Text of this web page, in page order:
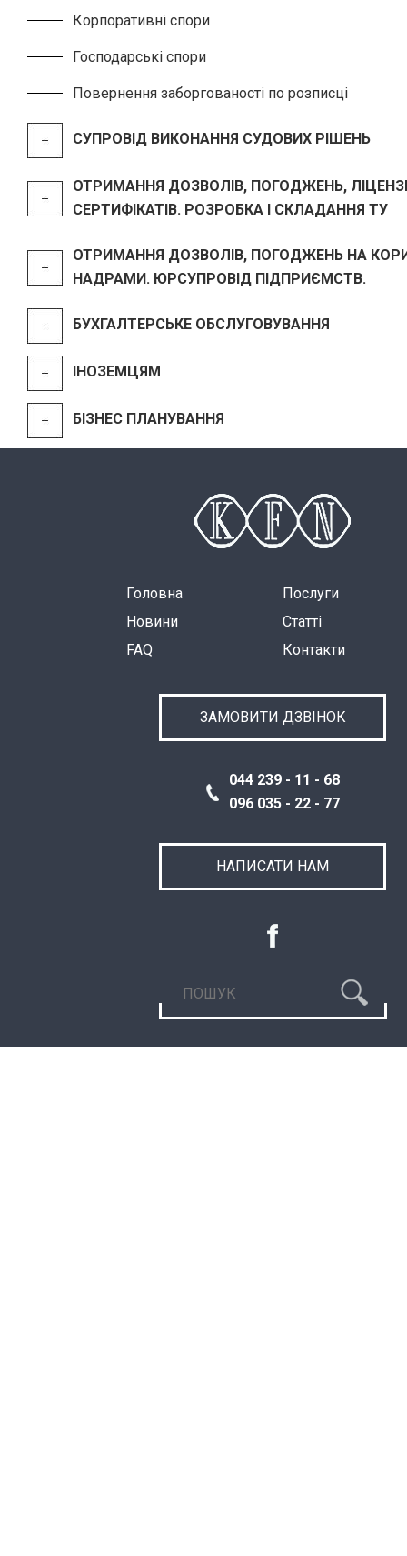
Корпоративні спори
Господарські спори
Повернення заборгованості по розписці
СУПРОВІД ВИКОНАННЯ СУДОВИХ РІШЕНЬ
ОТРИМАННЯ ДОЗВОЛІВ, ПОГОДЖЕНЬ,
СЕРТИФІКАТІВ. РОЗРОБКА І СКЛАДАННЯ ТУ
ОТРИМАННЯ ДОЗВОЛІВ, ПОГОДЖЕНЬ НА
НАДРАМИ. ЮРСУПРОВІД ПІДПРИЄМСТВ.
БУХГАЛТЕРСЬКЕ ОБСЛУГОВУВАННЯ
ІНОЗЕМЦЯМ
БІЗНЕС ПЛАНУВАННЯ
Головна
Послуги
Новини
Статті
FAQ
Контакти
ЗАМОВИТИ ДЗВІНОК
044 239 - 11 - 68
096 035 - 22 - 77
НАПИСАТИ НАМ